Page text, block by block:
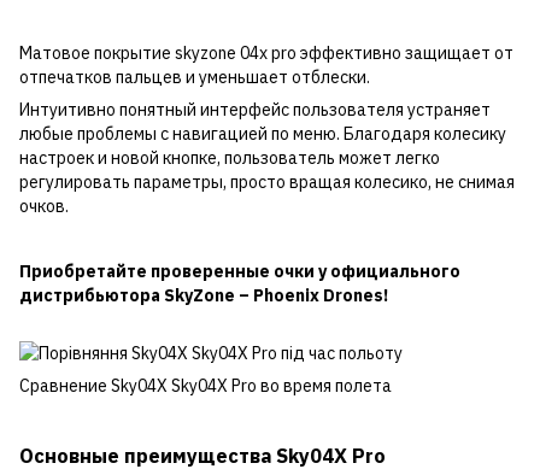
Матовое покрытие skyzone 04x pro эффективно защищает от
отпечатков пальцев и уменьшает отблески.
Интуитивно понятный интерфейс пользователя устраняет
любые проблемы с навигацией по меню. Благодаря колесику
настроек и новой кнопке, пользователь может легко
регулировать параметры, просто вращая колесико, не снимая
очков.
Приобретайте проверенные очки у официального
дистрибьютора SkyZone – Phoenix Drones!
Сравнение Sky04X Sky04X Pro во время полета
Основные преимущества Sky04X Pro